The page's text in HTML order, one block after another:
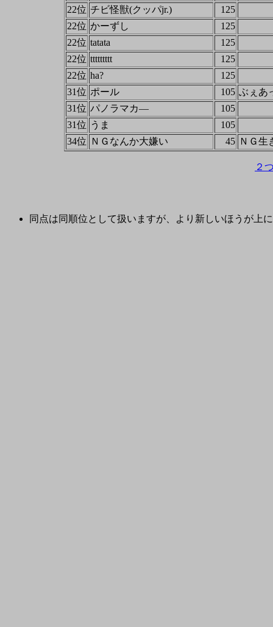
22位 チビ怪獣(クッパjr.)
125
22位 かーずし
125
22位 tatata
125
22位 ttttttttt
125
22位 ha?
125
31位 ポール 105 ぶぇあ
31位 パノラマカ―
105
31位 うま
105
34位
ＮＧなんか大嫌い 45 ＮＧ生
２
同点は同順位として扱いますが、より新しいほうが上